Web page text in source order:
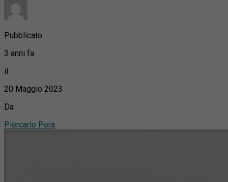
Pubblicato
3 anni fa
il
20 Maggio 2023
Da
Piercarlo Pera